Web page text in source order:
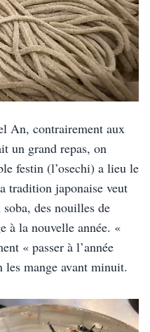
An, contrairement aux
un grand repas, on
festin (l’osechi) a lieu le
tradition japonaise veut
des nouilles de
à la nouvelle année. «
« passer à l’année
les mange avant minuit.